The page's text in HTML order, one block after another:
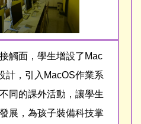
觸面，學生增設了Mac
計，引入MacOS作業系
同的課外活動，讓學生
展，為孩子裝備科技掌